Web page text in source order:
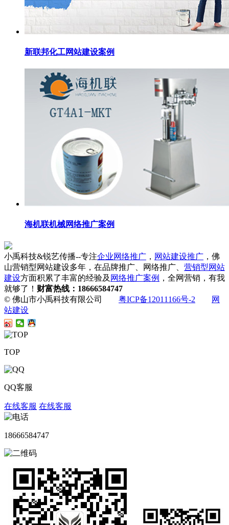
新联邦化工网站建设案例
海机联机械网络推广案例
小禹科技&锐艺传播--专注企业网络推广 ， 网站建设推广 ，佛
山营销型网站建设多年，在品牌推广、网络推广、 营销型网站
建设方面积累了丰富的经验及 网络推广案例 ，全网营销，有我
就够了！ 财富热线：18666584747
© 佛山市小禹科技有限公司 粤ICP备12011166号-2
网
站建设
TOP
QQ客服
在线客服 在线客服
18666584747